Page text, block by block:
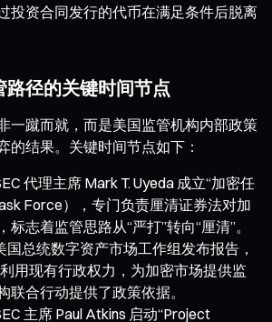
投资合同发行的代币在满足条件后脱离
路径的关键时间节点
一蹴而就，而是美国监管机构内部政策
的结果。关键时间节点如下：
代理主席 Mark T. Uyeda 成立“加密任
Force），专门负责厘清证券法对加
志着监管思路从“严打”转向“厘清”。
国总统数字资产市场工作组发布报告，
用现有行政权力，为加密市场提供监
联合行动提供了政策依据。
主席 Paul Atkins 启动“Project